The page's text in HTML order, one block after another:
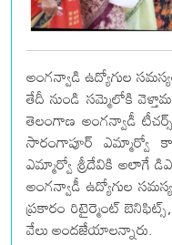
అంగన్వాడి ఉద్యోగుల
తేదీ నుండి సమ్మెలోకి
తెలంగాణ అంగన్వాడీ
సారంగాపూర్ ఎమ్మార్వో
ఎమ్మార్వో శ్రీదేవికి అలాగే
అంగన్వాడీ ఉద్యోగుల
ప్రకారం రిటైర్మెంట్
వేలు అందజేయాలన్నారు.